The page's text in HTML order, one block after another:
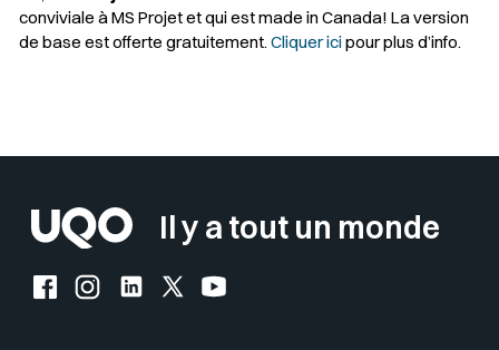
conviviale à MS Projet et qui est made in Canada! La version
de base est offerte gratuitement.Cliquer icipour plus d’info.
Il y a tout un monde
Facebook de l'UQO
Instagram de l'UQO
LinkedIn de l'UQO
X (Twitter) de l'UQO
YouTube de l'UQO